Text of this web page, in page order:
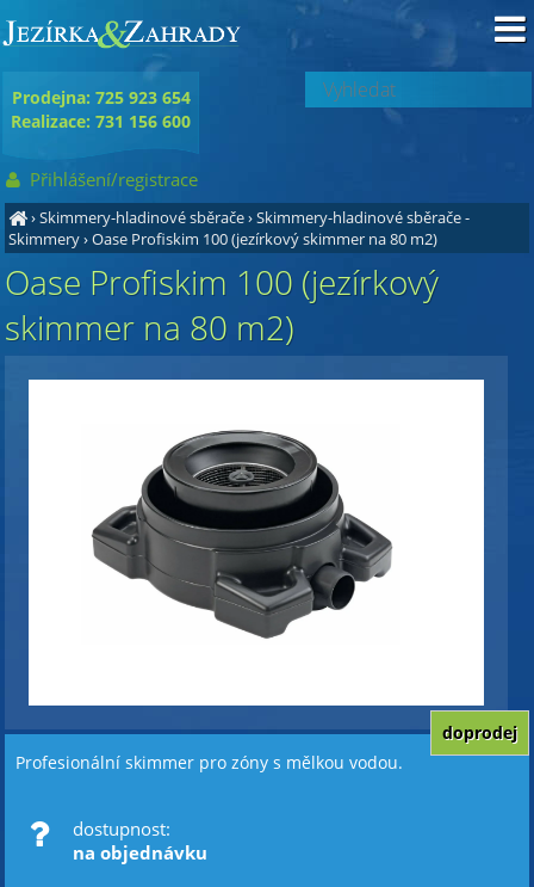
›Skimmery-hladinové sběrače›Skimmery-hladinové sběrače -
Skimmery›Oase Profiskim 100 (jezírkový skimmer na 80 m2)
Oase Profiskim 100 (jezírkový
skimmer na 80 m2)
Profesionální skimmer pro zóny s mělkou vodou.
doprodej
dostupnost:
na objednávku
Prodejna: 725 923 654
Realizace: 731 156 600
Přihlášení/registrace